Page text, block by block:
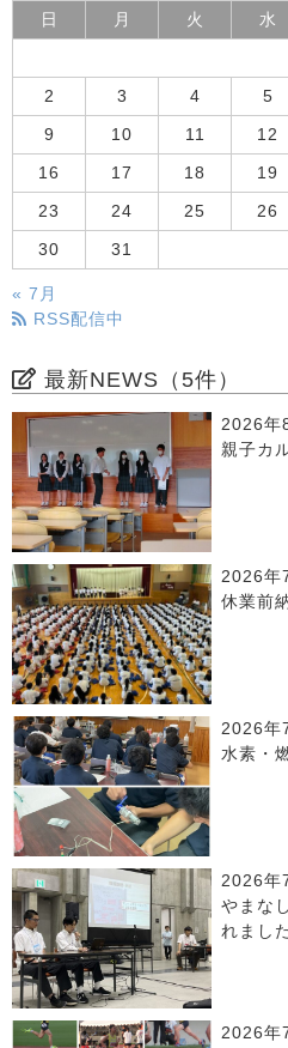
日 月 火 水
2 3 4 5
9 10 11 12
16 17 18 19
23 24 25 26
30 31
« 7月
RSS配信中
最新NEWS（5件）
2026年
親子カ
2026年
休業前
2026年
水素・
2026年
やまな
れまし
2026年